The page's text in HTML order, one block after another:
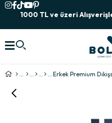
1000 TL ve üzeri
Erkek Premium